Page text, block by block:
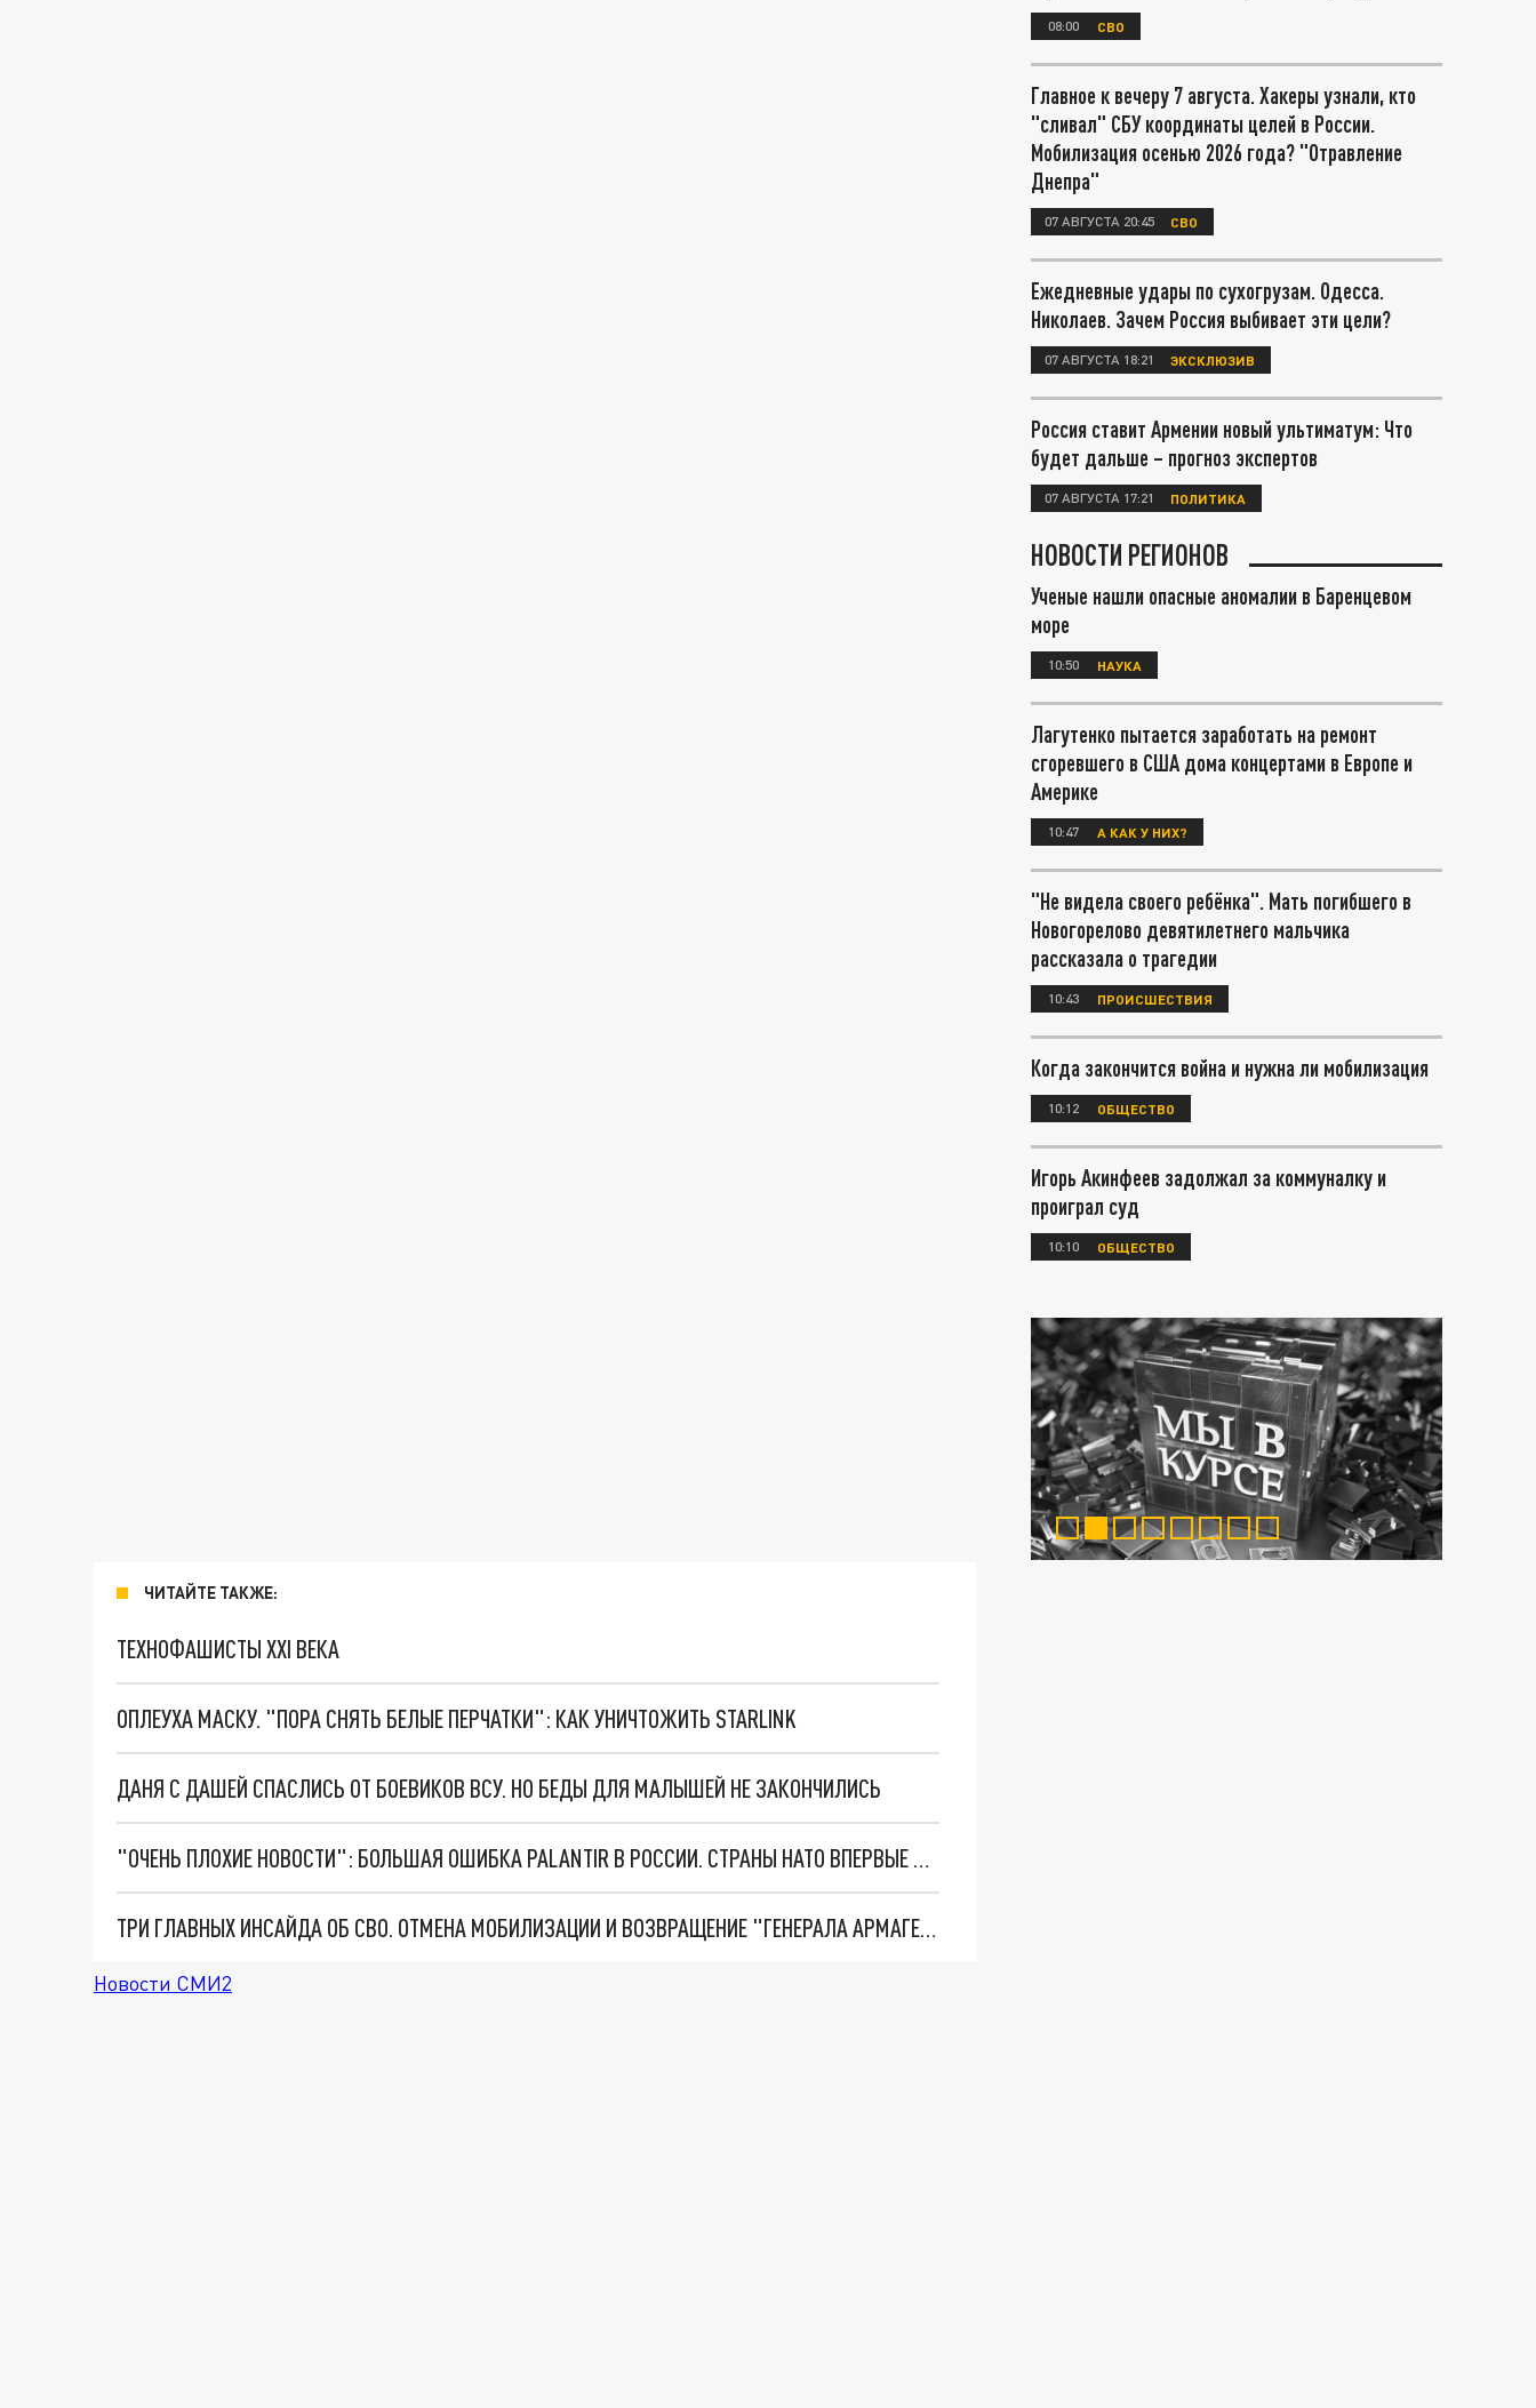
ЧИТАЙТЕ ТАКЖЕ:
ТЕХНОФАШИСТЫ XXI ВЕКА
ОПЛЕУХА МАСКУ. "ПОРА СНЯТЬ БЕЛЫЕ ПЕРЧАТКИ": КАК УНИЧТОЖИТЬ STARLINK
ДАНЯ С ДАШЕЙ СПАСЛИСЬ ОТ БОЕВИКОВ ВСУ. НО БЕДЫ ДЛЯ МАЛЫШЕЙ НЕ ЗАКОНЧИЛИСЬ
"ОЧЕНЬ ПЛОХИЕ НОВОСТИ": БОЛЬШАЯ ОШИБКА PALANTIR В РОССИИ. СТРАНЫ НАТО ВПЕРВЫЕ ЗА СВО ОСТАНОВИЛИ ПОСТАВКИ ОРУЖИЯ. ВСУ ТЕРЯЮТ ПРИГРАНИЧЬЕ?
ТРИ ГЛАВНЫХ ИНСАЙДА ОБ СВО. ОТМЕНА МОБИЛИЗАЦИИ И ВОЗВРАЩЕНИЕ "ГЕНЕРАЛА АРМАГЕДДОНА"? ОТЛИЧНЫЕ НОВОСТИ, КОТОРЫЕ ЖДАЛИ ВСЕ
Новости СМИ2
08:00 СВО
Главное к вечеру 7 августа. Хакеры узнали, кто
"сливал" СБУ координаты целей в России.
Мобилизация осенью 2026 года? "Отравление
Днепра"
07 АВГУСТА 20:45 СВО
Ежедневные удары по сухогрузам. Одесса.
Николаев. Зачем Россия выбивает эти цели?
07 АВГУСТА 18:21 ЭКСКЛЮЗИВ
Россия ставит Армении новый ультиматум: Что
будет дальше – прогноз экспертов
07 АВГУСТА 17:21 ПОЛИТИКА
НОВОСТИ РЕГИОНОВ
Ученые нашли опасные аномалии в Баренцевом
море
10:50 НАУКА
Лагутенко пытается заработать на ремонт
сгоревшего в США дома концертами в Европе и
Америке
10:47 А КАК У НИХ?
"Не видела своего ребёнка". Мать погибшего в
Новогорелово девятилетнего мальчика
рассказала о трагедии
10:43 ПРОИСШЕСТВИЯ
Когда закончится война и нужна ли мобилизация
10:12 ОБЩЕСТВО
Игорь Акинфеев задолжал за коммуналку и
проиграл суд
10:10 ОБЩЕСТВО